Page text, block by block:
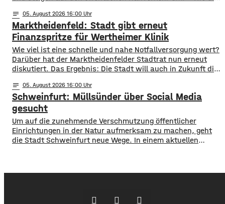
so viele Fahrgäste transportiert wie nie zuvor. Insgesamt
waren knapp 18 Millionen Menschen im öffentlichen
Nahverkehr unterwegs. ​Besonders deutlich zeigt sich
notes 05. August 2026 16:00
Marktheidenfeld: Stadt gibt erneut
Finanzspritze für Wertheimer Klinik
​​Wie viel ist eine schnelle und nahe Notfallversorgung wert?
Darüber hat der Marktheidenfelder Stadtrat nun erneut
diskutiert. Das Ergebnis: Die Stadt will auch in Zukunft die
finanziell unterstützen. ​Über 31.000 Euro fließen in
diesem Jahr an den entsprechenden Förderverein des
Krankenhauses. Denn: Allein im letzten Jahr haben sich
120 Menschen aus Marktheidenfeld
notes 05. August 2026 16:00
Schweinfurt: Müllsünder über Social Media
gesucht
Um auf die zunehmende Verschmutzung öffentlicher
Einrichtungen in der Natur aufmerksam zu machen, geht
die Stadt Schweinfurt neue Wege. In einem aktuellen